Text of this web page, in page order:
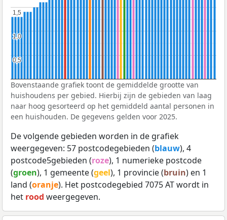
0,5
0,5
1,0
1,0
1,5
1,5
Bovenstaande grafiek toont de gemiddelde grootte van
huishoudens per gebied. Hierbij zijn de gebieden van laag
naar hoog gesorteerd op het gemiddeld aantal personen in
een huishouden. De gegevens gelden voor 2025.
De volgende gebieden worden in de grafiek
weergegeven: 57 postcodegebieden (blauw), 4
postcode5gebieden (roze), 1 numerieke postcode
(groen), 1 gemeente (geel), 1 provincie (bruin) en 1
land (oranje). Het postcodegebied 7075 AT wordt in
het rood weergegeven.